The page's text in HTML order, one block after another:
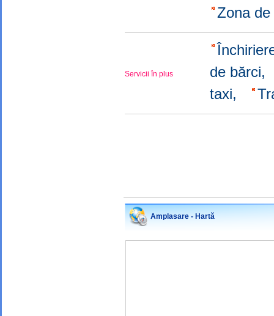
Zona
Servicii în plus
de bărci,
taxi,
Amplasare - Hartă